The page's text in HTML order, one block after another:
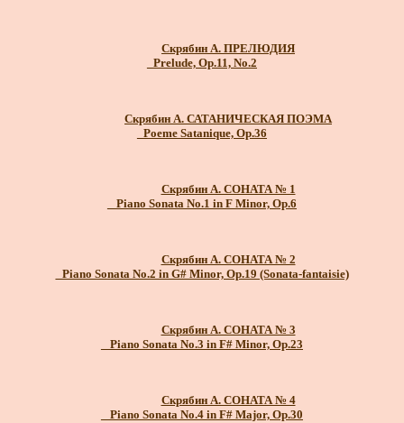
Скрябин А. ПРЕЛЮДИЯ
_Prelude, Op.11, No.2
Скрябин А. САТАНИЧЕСКАЯ ПОЭМА
_Poeme Satanique, Op.36
Скрябин А. СОНАТА № 1
_ Piano Sonata No.1 in F Minor, Op.6
Скрябин А. СОНАТА № 2
_Piano Sonata No.2 in G# Minor, Op.19 (Sonata-fantaisie)
Скрябин А. СОНАТА № 3
_ Piano Sonata No.3 in F# Minor, Op.23
Скрябин А. СОНАТА № 4
_ Piano Sonata No.4 in F# Major, Op.30